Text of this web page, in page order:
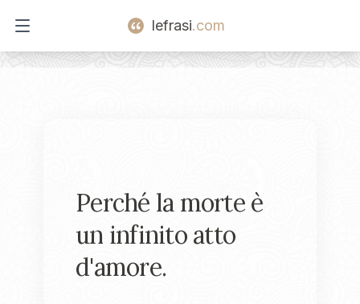
Open main menu
lefrasi.com
Perché la morte è
un infinito atto
d'amore.